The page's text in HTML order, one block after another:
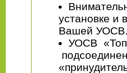
установке и
Вашей
УОСВ